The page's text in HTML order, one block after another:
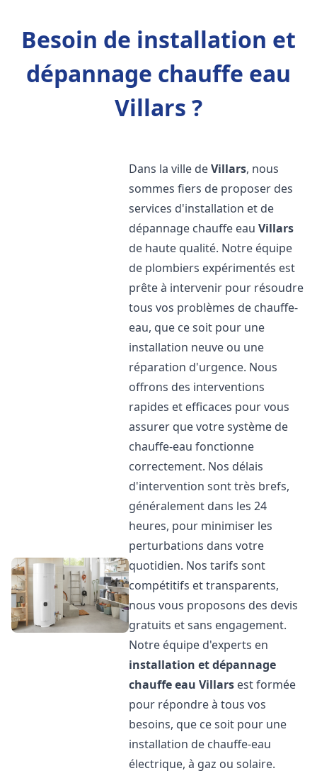
Besoin de installation et
dépannage chauffe eau
Villars ?
Dans la ville deVillars, nous
sommes fiers de proposer des
services d'installation et de
dépannage chauffe eauVillars
de haute qualité. Notre équipe
de plombiers expérimentés est
prête à intervenir pour résoudre
tous vos problèmes de chauffe-
eau, que ce soit pour une
installation neuve ou une
réparation d'urgence. Nous
offrons des interventions
rapides et efficaces pour vous
assurer que votre système de
chauffe-eau fonctionne
correctement. Nos délais
d'intervention sont très brefs,
généralement dans les 24
heures, pour minimiser les
perturbations dans votre
quotidien. Nos tarifs sont
compétitifs et transparents,
nous vous proposons des devis
gratuits et sans engagement.
Notre équipe d'experts en
installation et dépannage
chauffe eau Villars est formée
pour répondre à tous vos
besoins, que ce soit pour une
installation de chauffe-eau
électrique, à gaz ou solaire.